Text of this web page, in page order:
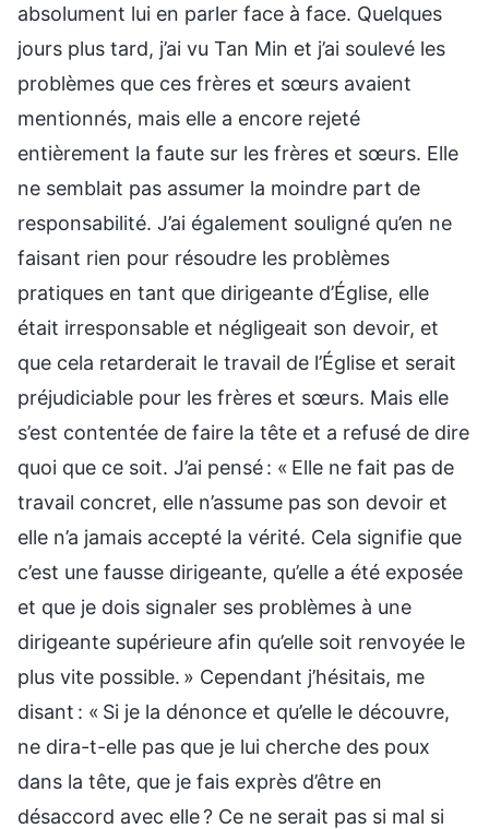
absolument lui en parler face à face. Quelques
jours plus tard, j’ai vu Tan Min et j’ai soulevé les
problèmes que ces frères et sœurs avaient
mentionnés, mais elle a encore rejeté
entièrement la faute sur les frères et sœurs. Elle
ne semblait pas assumer la moindre part de
responsabilité. J’ai également souligné qu’en ne
faisant rien pour résoudre les problèmes
pratiques en tant que dirigeante d’Église, elle
était irresponsable et négligeait son devoir, et
que cela retarderait le travail de l’Église et serait
préjudiciable pour les frères et sœurs. Mais elle
s’est contentée de faire la tête et a refusé de dire
quoi que ce soit. J’ai pensé : « Elle ne fait pas de
travail concret, elle n’assume pas son devoir et
elle n’a jamais accepté la vérité. Cela signifie que
c’est une fausse dirigeante, qu’elle a été exposée
et que je dois signaler ses problèmes à une
dirigeante supérieure afin qu’elle soit renvoyée le
plus vite possible. » Cependant j’hésitais, me
disant : « Si je la dénonce et qu’elle le découvre,
ne dira-t-elle pas que je lui cherche des poux
dans la tête, que je fais exprès d’être en
désaccord avec elle ? Ce ne serait pas si mal si